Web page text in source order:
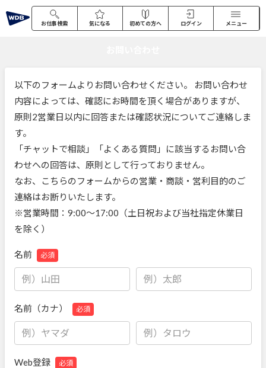
お仕事検索 気になる 初めての方へ ログイン メニュー
以下のフォームよりお問い合わせください。 お問い合わせ
内容によっては、確認にお時間を頂く場合がありますが、
原則2営業日以内に回答または確認状況についてご連絡しま
す。
「チャットで相談」「よくある質問」に該当するお問い合
わせへの回答は、原則として行っておりません。
なお、こちらのフォームからの営業・商談・営利目的のご
連絡はお断りいたします。
※営業時間：9:00～17:00（土日祝および当社指定休業日
を除く）
名前 必須
名前（カナ） 必須
Web登録 必須